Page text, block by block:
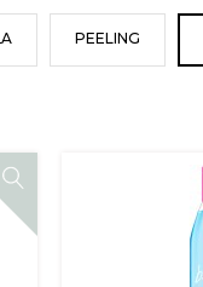
PEELING